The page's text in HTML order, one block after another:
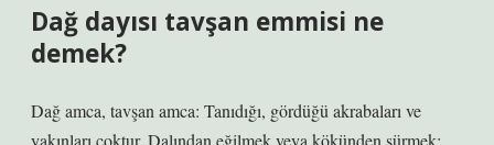
Dağ dayısı tavşan emmisi ne
demek?
Dağ amca, tavşan amca: Tanıdığı, gördüğü akrabaları ve
yakınları çoktur. Dalından eğilmek veya kökünden sürmek: